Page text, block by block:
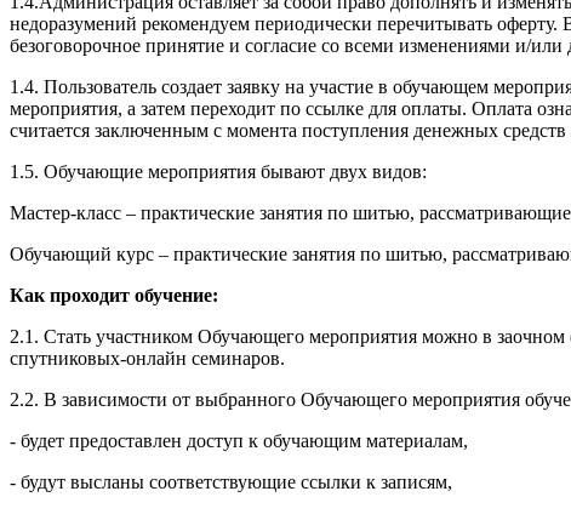
недоразумений рекомендуем периодически перечитывать
безоговорочное принятие и согласие со всеми изменениями и/
1.4. Пользователь создает заявку на участие в обучающем
мероприятия, а затем переходит по ссылке для оплаты. Оплата
считается заключенным с момента поступления денежных
1.5. Обучающие мероприятия бывают двух видов:
Мастер-класс – практические занятия по шитью,
Обучающий курс – практические занятия по шитью,
Как проходит обучение:
2.1. Стать участником Обучающего мероприятия можно в
спутниковых-онлайн семинаров.
2.2. В зависимости от выбранного Обучающего мероприятия
- будет предоставлен доступ к обучающим материалам,
- будут высланы соответствующие ссылки к записям,